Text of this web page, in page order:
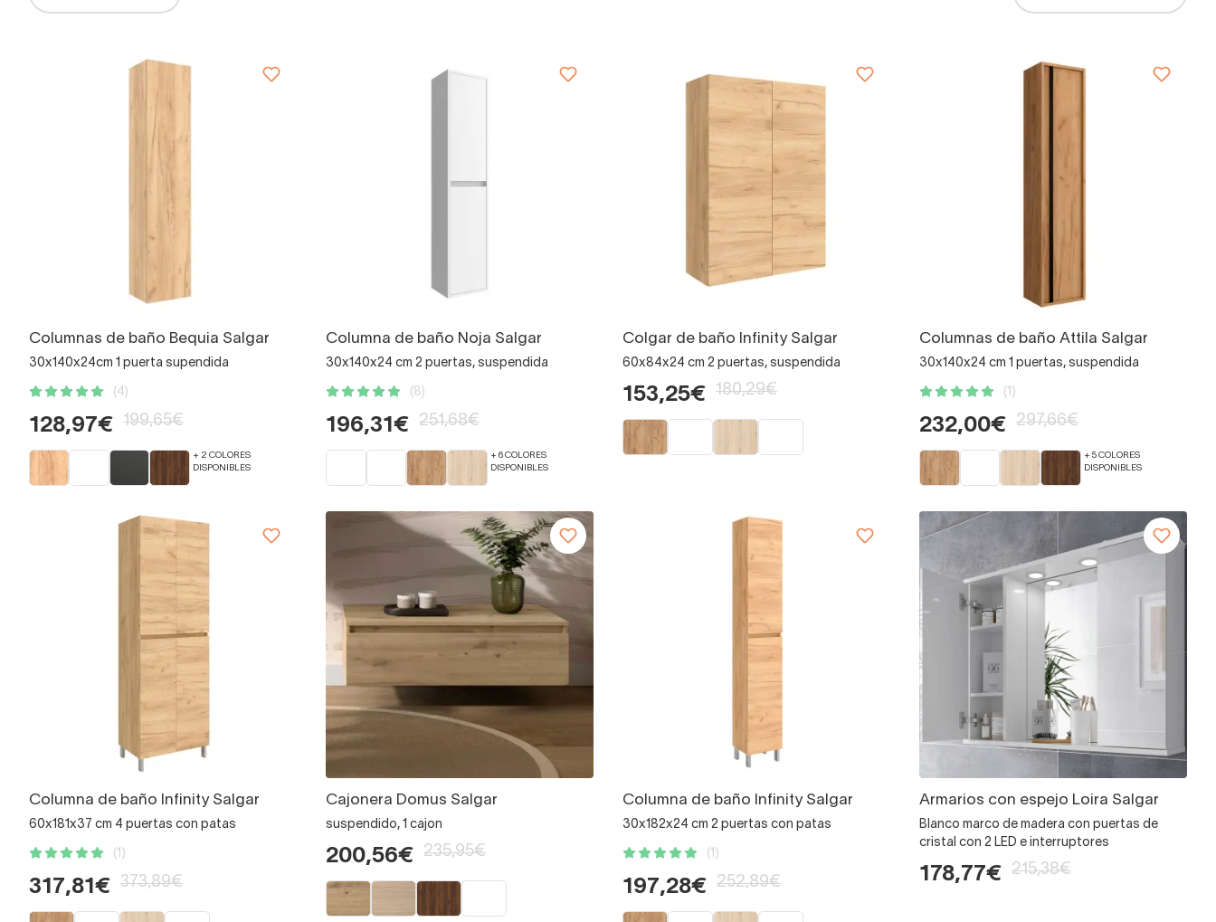
Columnas de baño Bequia Salgar
30x140x24cm 1 puerta supendida
(4)
128,97€ 199,65€
+ 2 COLORES
DISPONIBLES
Columna de baño Noja Salgar
30x140x24 cm 2 puertas, suspendida
(8)
196,31€ 251,68€
+ 6 COLORES
DISPONIBLES
Colgar de baño Infinity Salgar
60x84x24 cm 2 puertas, suspendida
153,25€ 180,29€
Columnas de baño Attila Salgar
30x140x24 cm 1 puertas, suspendida
(1)
232,00€ 297,66€
+ 5 COLORES
DISPONIBLES
Columna de baño Infinity Salgar
60x181x37 cm 4 puertas con patas
(1)
317,81€ 373,89€
Cajonera Domus Salgar
suspendido, 1 cajon
200,56€ 235,95€
Columna de baño Infinity Salgar
30x182x24 cm 2 puertas con patas
(1)
197,28€ 252,89€
Armarios con espejo Loira Salgar
Blanco marco de madera con puertas de
cristal con 2 LED e interruptores
178,77€ 215,38€